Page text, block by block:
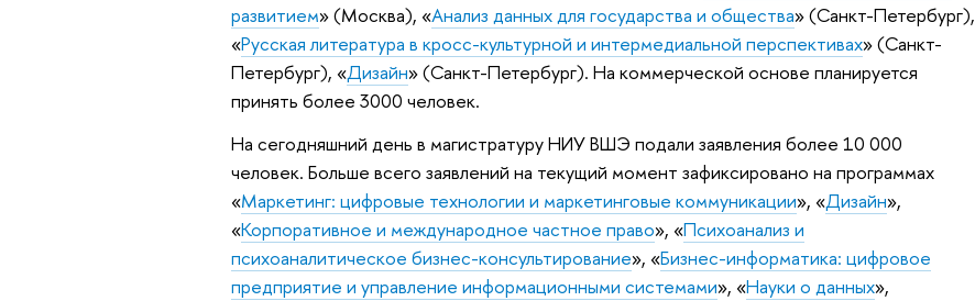
развитием» (Москва), «Анализ данных для государства и общества» (Санкт-Петербург),
«Русская литература в кросс-культурной и интермедиальной перспективах» (Санкт-
Петербург), «Дизайн» (Санкт-Петербург). На коммерческой основе планируется
принять более 3000 человек.
На сегодняшний день в магистратуру НИУ ВШЭ подали заявления более 10 000
человек. Больше всего заявлений на текущий момент зафиксировано на программах
«Маркетинг: цифровые технологии и маркетинговые коммуникации», «Дизайн»,
«Корпоративное и международное частное право», «Психоанализ и
психоаналитическое бизнес-консультирование», «Бизнес-информатика: цифровое
предприятие и управление информационными системами», «Науки о данных»,